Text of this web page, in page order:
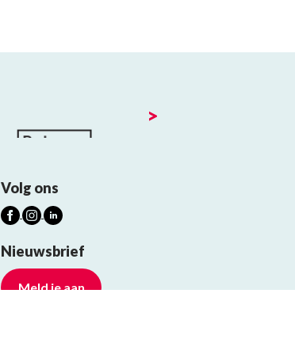
>
Volg ons
Nieuwsbrief
Meld je aan